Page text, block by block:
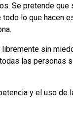
Se pretende que
lo que hacen
sin
las personas
y el uso de